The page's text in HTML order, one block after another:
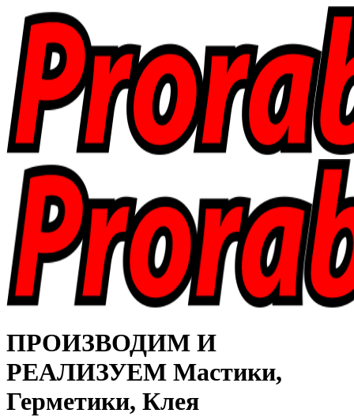
ПРОИЗВОДИМ И
РЕАЛИЗУЕМ Мастики,
Герметики, Клея